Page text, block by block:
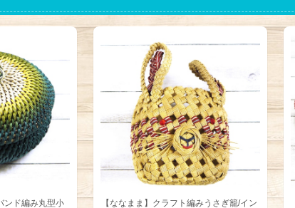
ンド編み丸型小
【ななまま】クラフト編みうさぎ籠/イン